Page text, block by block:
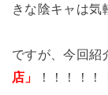
きな陰キャは気
ですが、今回紹
店」
！！！！！